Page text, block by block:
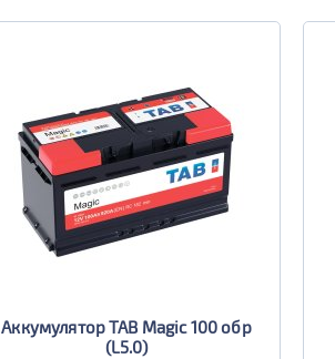
Аккумулятор TAB Magic 100 обр
(L5.0)